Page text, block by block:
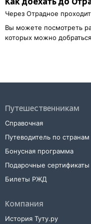
Через Отрадное
Вы можете посмотреть
которых можно
Также можно
билета.
Путешественникам
Справочная
Путеводитель по странам
Бонусная программа
Подарочные сертификаты
Билеты РЖД
Компания
История Туту.ру